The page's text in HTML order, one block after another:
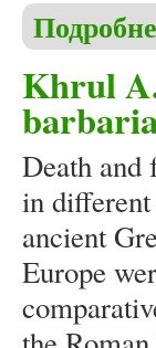
Khrul
Death and
in
ancient
Europe